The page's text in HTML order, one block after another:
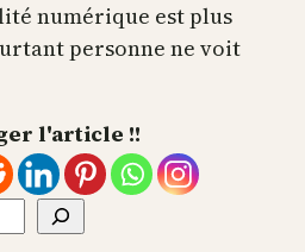
numérique est plus
personne ne voit
l'article !!